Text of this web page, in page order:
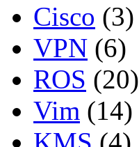
Cisco (3)
VPN (6)
ROS (20)
Vim (14)